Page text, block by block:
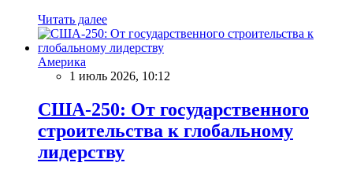
Читать далее
Америка
1 июль 2026, 10:12
США-250: От государственного
строительства к глобальному
лидерству